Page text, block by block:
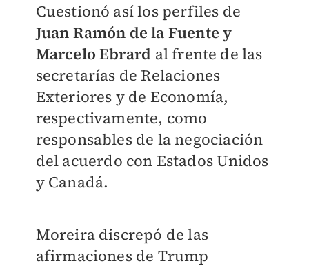
Cuestionó así los perfiles de
Juan Ramón de la Fuente y
Marcelo Ebrard al frente de las
secretarías de Relaciones
Exteriores y de Economía,
respectivamente, como
responsables de la negociación
del acuerdo con Estados Unidos
y Canadá.
Moreira discrepó de las
afirmaciones de Trump